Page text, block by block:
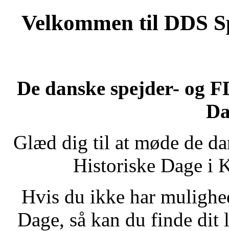
Velkommen til DDS
De danske spejder- og
Glæd dig til at møde de
Historiske Dage i
Hvis du ikke har
Dage, så kan du finde dit